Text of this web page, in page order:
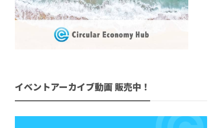
イベントアーカイブ動画 販売中！